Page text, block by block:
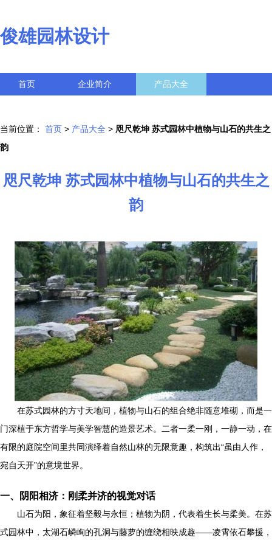
俊雄园林设计
首页 企业简介 产品大全
当前位置： 首页 > 产品大全 > 咫尺乾坤 苏式园林中植物与山石的共生之
韵
咫尺乾坤 苏式园林中植物与山石的共生之
韵
在苏式园林的方寸天地间，植物与山石的组合绝非随意堆砌，而是一
门深植于东方哲学与美学智慧的造景艺术。二者一柔一刚，一静一动，在
有限的庭院空间里共同演绎着自然山林的无限意趣，构筑出“虽由人作，
宛自天开”的意境世界。
一、阴阳相济：刚柔并济的视觉对话
山石为阳，象征着坚毅与永恒；植物为阴，代表着生长与柔美。在苏
式园林中，太湖石嶙峋的孔洞与藤萝的缠绕相映成趣——凌霄依石攀援，